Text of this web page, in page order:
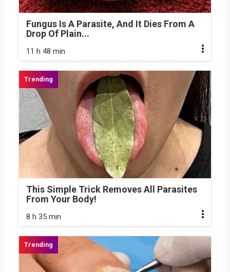
Fungus Is A Parasite, And It Dies From A
Drop Of Plain...
11 h 48 min
This Simple Trick Removes All Parasites
From Your Body!
8 h 35 min